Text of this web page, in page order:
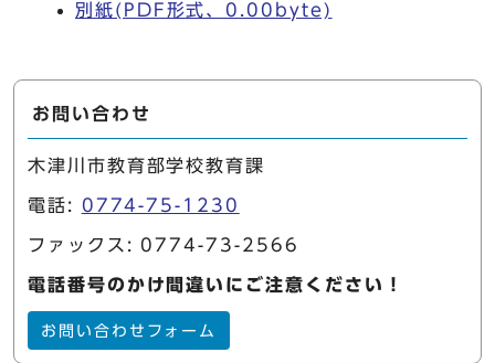
別紙(PDF形式、0.00byte)
お問い合わせ
木津川市教育部学校教育課
電話: 0774-75-1230
ファックス: 0774-73-2566
電話番号のかけ間違いにご注意ください！
お問い合わせフォーム